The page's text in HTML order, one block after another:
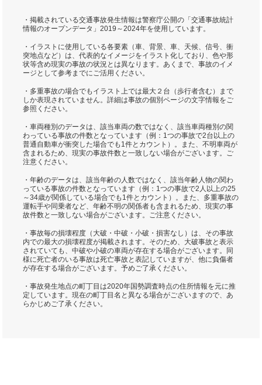
・掲載されている交通事故発生情報は警察庁公開の「交通事故統計
情報のオープンデータ」2019～2024年を使用しています。
・イラストに使用している各要素（車、背景、車、天候、信号、衝
突地点など）は、代表的なイメージをイラスト化しており、色や形
状等含め現実の事故の状況とは異なります。あくまで、事故のイメ
ージとして参考までにご活用ください。
・多重事故の場合でもイラスト上では最大２台（歩行者含む）まで
しか表現されていません。詳細は事故の個別ページの文字情報をご
参照ください。
・車両種別のデータは、該当車両の数ではなく、該当車両種別の関
わっている事故の件数となっています（例：1つの事故で2台以上の
普通自動車が衝突した場合でも1件とカウント）。また、不明車両が
含まれるため、現実の事故件数と一致しない場合がございます。ご
注意ください。
・年齢のデータは、該当年齢の人数ではなく、該当年齢人物の関わ
っている事故の件数となっています（例：1つの事故で2人以上の25
～34歳が関係している場合でも1件とカウント）。また、多重事故の
運転手や同乗者など、年齢不明の関係者も含まれるため、現実の事
故件数と一致しない場合がございます。ご注意ください。
・事故毎の損壊程度（大破・中破・小破・損害なし）は、その事故
内での最大の損壊程度が掲載されます。そのため、大破事故と表示
されていても、中破や小破の車両が存在する場合がございます。同
様に死亡者のいる事故は死亡事故と表記していますが、他に負傷者
が存在する場合がございます。予めご了承ください。
・事故発生地点の町丁目は2020年国勢調査時点の住所情報を元に推
定しています。現在の町丁目名と異なる場合がございますので、あ
らかじめご了承ください。